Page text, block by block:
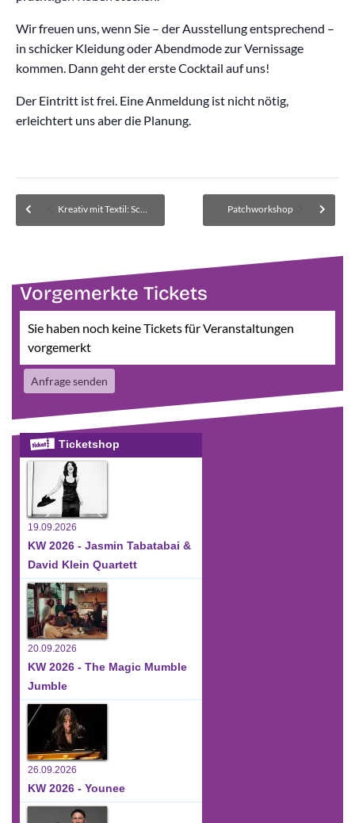
Wir freuen uns, wenn Sie – der Ausstellung entsprechend –
in schicker Kleidung oder Abendmode zur Vernissage
kommen. Dann geht der erste Cocktail auf uns!
Der Eintritt ist frei. Eine Anmeldung ist nicht nötig,
erleichtert uns aber die Planung.
Kreativ mit Textil: Schlangen nähen Patchworkshop
Vorgemerkte Tickets
Sie haben noch keine Tickets für Veranstaltungen
vorgemerkt
Anfrage senden
Ticketshop
19.09.2026
KW 2026 - Jasmin Tabatabai &
David Klein Quartett
20.09.2026
KW 2026 - The Magic Mumble
Jumble
26.09.2026
KW 2026 - Younee